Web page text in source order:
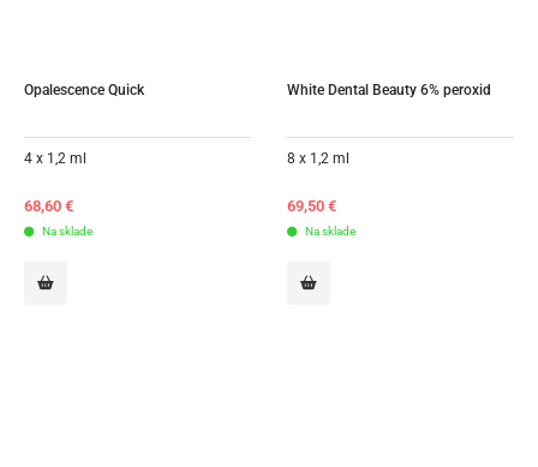
Opalescence Quick
4 x 1,2 ml
68,60 €
Na sklade
White Dental Beauty 6% peroxid
8 x 1,2 ml
69,50 €
Na sklade